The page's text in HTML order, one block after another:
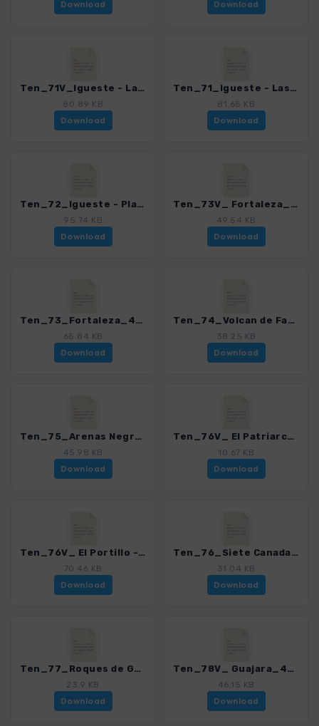
Download Download
Ten_71V_Igueste - Las Casillas_hin-ruck_4016_21.gpx
80.89 KB
Download
Ten_71_Igueste - Las Casillas_4016_21.gpx
81.65 KB
Download
Ten_72_Igueste - Playa de Antequera_4016_21.gpx
95.74 KB
Download
Ten_73V_ Fortaleza_4016_21.gpx
49.54 KB
Download
Ten_73_Fortaleza_4016_21.gpx
65.84 KB
Download
Ten_74_Volcan de Fasnia_4016_21.gpx
38.25 KB
Download
Ten_75_Arenas Negras - Guamaso_4016_21.gpx
45.98 KB
Download
Ten_76V_ El Patriarca_4016_21.gpx
10.67 KB
Download
Ten_76V_ El Portillo - Parador Nacional_4016_21.gpx
70.46 KB
Download
Ten_76_Siete Canadas_4016_21.gpx
31.04 KB
Download
Ten_77_Roques de Garcia - Ucanca_4016_21.gpx
23.9 KB
Download
Ten_78V_ Guajara_4016_21.gpx
46.15 KB
Download